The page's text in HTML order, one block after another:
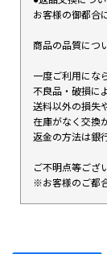
お客様の御都合
商品の品質につ
一度ご利用にな
不良品・破損に
送料以外の損失
在庫がなく交換
返金の方法は銀
ご不明点等ござ
※お客様のご都